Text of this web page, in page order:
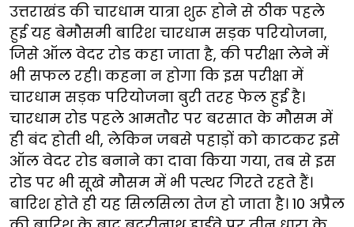
उत्तराखंड की चारधाम यात्रा शुरू होने से ठीक पहले
हुई यह बेमौसमी बारिश चारधाम सड़क परियोजना,
जिसे ऑल वेदर रोड कहा जाता है, की परीक्षा लेने में
भी सफल रही। कहना न होगा कि इस परीक्षा में
चारधाम सड़क परियोजना बुरी तरह फेल हुई है।
चारधाम रोड पहले आमतौर पर बरसात के मौसम में
ही बंद होती थी, लेकिन जबसे पहाड़ों को काटकर इसे
ऑल वेदर रोड बनाने का दावा किया गया, तब से इस
रोड पर भी सूखे मौसम में भी पत्थर गिरते रहते हैं।
बारिश होते ही यह सिलसिला तेज हो जाता है। 10 अप्रैल